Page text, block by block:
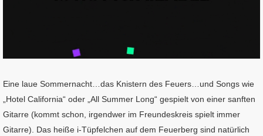
Eine laue Sommernacht…das Knistern des Feuers…und Songs wie
„Hotel California“ oder „All Summer Long“ gespielt von einer sanften
Gitarre (kommt schon, irgendwer im Freundeskreis spielt immer
Gitarre). Das heiße i-Tüpfelchen auf dem Feuerberg sind natürlich